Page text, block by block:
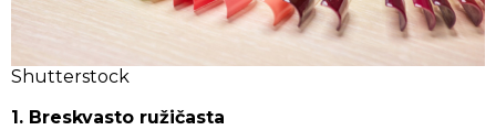
Shutterstock
1. Breskvasto ružičasta